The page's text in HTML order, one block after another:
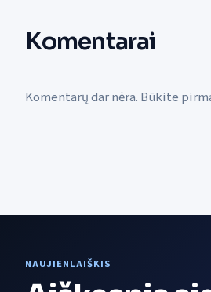
Komentarai
Komentarų dar nėra. Būkite
NAUJIENLAIŠKIS